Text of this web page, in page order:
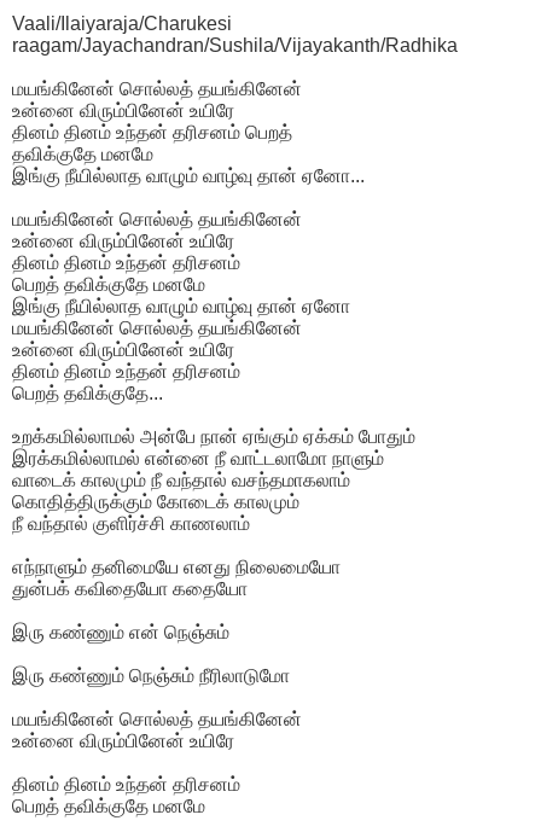
Vaali/Ilaiyaraja/Charukesi
raagam/Jayachandran/Sushila/Vijayakanth/Radhika
மயங்கினேன் சொல்லத் தயங்கினேன்
உன்னை விரும்பினேன் உயிரே
தினம் தினம் உந்தன் தரிசனம் பெறத்
தவிக்குதே மனமே
இங்கு நீயில்லாத வாழும் வாழ்வு தான் ஏனோ...
மயங்கினேன் சொல்லத் தயங்கினேன்
உன்னை விரும்பினேன் உயிரே
தினம் தினம் உந்தன் தரிசனம்
பெறத் தவிக்குதே மனமே
இங்கு நீயில்லாத வாழும் வாழ்வு தான் ஏனோ
மயங்கினேன் சொல்லத் தயங்கினேன்
உன்னை விரும்பினேன் உயிரே
தினம் தினம் உந்தன் தரிசனம்
பெறத் தவிக்குதே...
உறக்கமில்லாமல் அன்பே நான் ஏங்கும் ஏக்கம் போதும்
இரக்கமில்லாமல் என்னை நீ வாட்டலாமோ நாளும்
வாடைக் காலமும் நீ வந்தால் வசந்தமாகலாம்
கொதித்திருக்கும் கோடைக் காலமும்
நீ வந்தால் குளிர்ச்சி காணலாம்
எந்நாளும் தனிமையே எனது நிலைமையோ
துன்பக் கவிதையோ கதையோ
இரு கண்ணும் என் நெஞ்சும்
இரு கண்ணும் நெஞ்சும் நீரிலாடுமோ
மயங்கினேன் சொல்லத் தயங்கினேன்
உன்னை விரும்பினேன் உயிரே
தினம் தினம் உந்தன் தரிசனம்
பெறத் தவிக்குதே மனமே